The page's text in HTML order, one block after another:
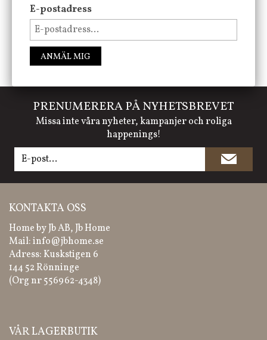
PRENUMERERA PÅ NYHETSBREVET
Missa inte våra nyheter, kampanjer och roliga
happenings!
KONTAKTA OSS
Home by Jb AB, Jb Home
Mail:info@jbhome.se
Adress: Kuskstigen 6
144 52 Rönninge
(Org nr 556962-4348)
VÅR LAGERBUTIK
E-postadress
ANMÄL MIG